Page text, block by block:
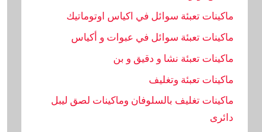
ماكينات تعبئة سوائل في اكياس اوتوماتيك
ماكينات تعبئة سوائل في عبوات و أكياس
ماكينات تعبئة نشا و دقيق و بن
ماكينات تعبئة وتغليف
ماكينات تغليف بالسلوفان وماكينات لصق ليبل
دائرى